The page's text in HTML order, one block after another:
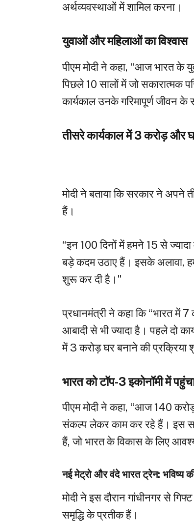
अर्थव्यवस्थाओं में शामिल करना।
युवाओं और महिलाओं का विश्वास
पीएम मोदी ने कहा, “आज भारत के
पिछले 10 सालों में जो सकारात्मक
कार्यकाल उनके गरिमापूर्ण जीवन
तीसरे कार्यकाल में 3 करोड़ और
मोदी ने बताया कि सरकार ने अपने
हैं।
“इन 100 दिनों में हमने 15 से
बड़े कदम उठाए हैं। इसके अलावा,
शुरू कर दी है।”
प्रधानमंत्री ने कहा कि “भारत में
आबादी से भी ज्यादा है। पहले दो
में 3 करोड़ घर बनाने की प्रक्रिया
भारत को टॉप-3 इकोनॉमी में
पीएम मोदी ने कहा, “आज 140
संकल्प लेकर काम कर रहे हैं। इस
हैं, जो भारत के विकास के लिए
नई मेट्रो और वंदे भारत ट्रेन:भविष्य
मोदी ने इस दौरान गांधीनगर से
समृद्धि के प्रतीक हैं।